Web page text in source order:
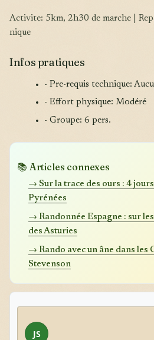
Activite: 5km, 2h30 de marche | Repas: petit-déjeuner / pique-
nique
Infos pratiques
- Pre-requis technique:
- Effort physique: Modéré
- Groupe: 6 pers.
📚 Articles connexes
→ Sur la trace des ours : 4
Pyrénées
→ Randonnée Espagne : sur
des Asturies
→ Rando avec un âne dans les
Stevenson
JS